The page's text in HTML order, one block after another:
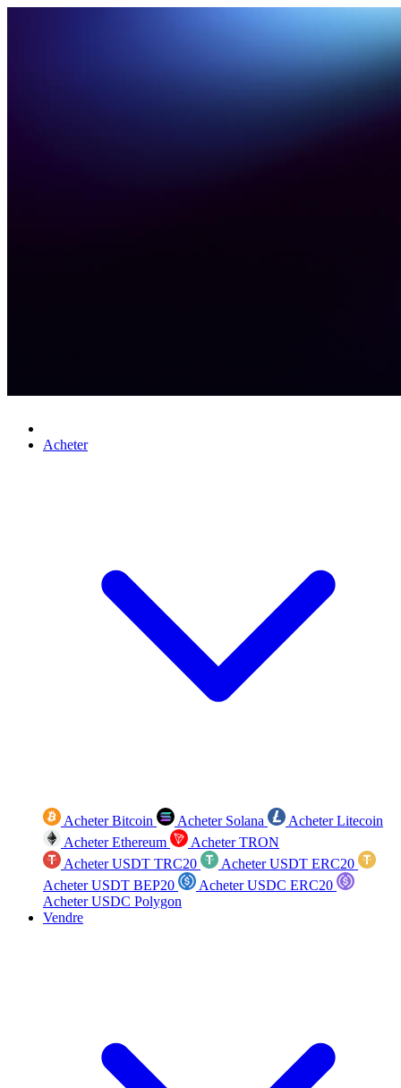
Acheter
Acheter Bitcoin Acheter Solana
Acheter Litecoin
Acheter Ethereum
Acheter TRON
Acheter USDT TRC20
Acheter USDT ERC20
Acheter USDT BEP20
Acheter USDC ERC20
Acheter USDC Polygon
Vendre